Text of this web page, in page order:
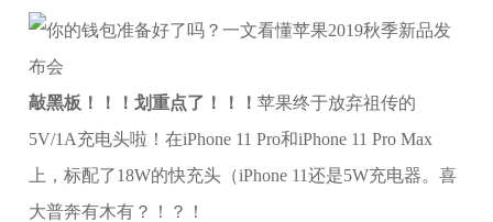
敲黑板！！！划重点了！！！苹果终于放弃祖传的
5V/1A充电头啦！在iPhone 11 Pro和iPhone 11 Pro Max
上，标配了18W的快充头（iPhone 11还是5W充电器。喜
大普奔有木有？！？！